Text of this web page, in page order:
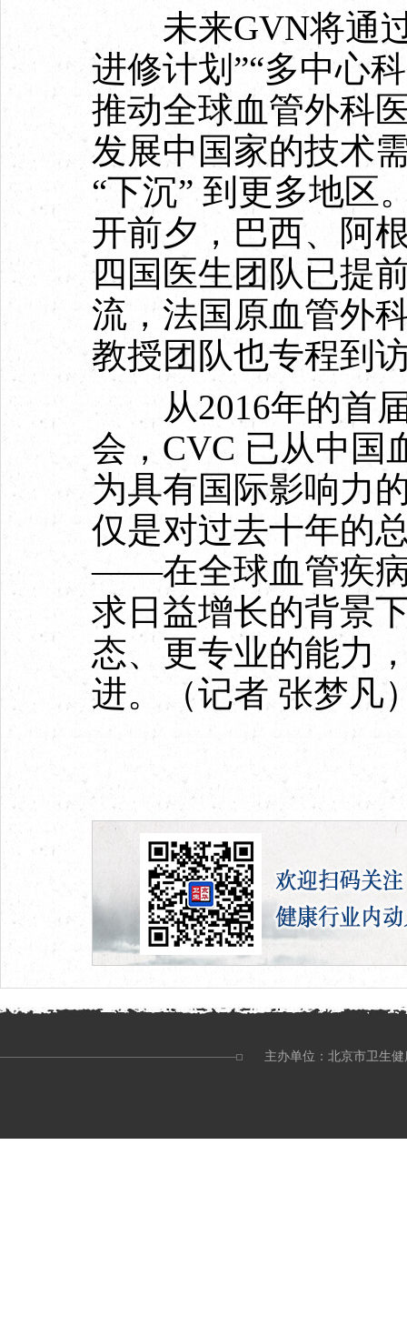
未来GVN将通过
进修计划”“多中心
推动全球血管外科
发展中国家的技术
“下沉” 到更多地区
开前夕，巴西、阿
四国医生团队已提
流，法国原血管外
教授团队也专程到
从2016年的首届
会，CVC 已从中国
为具有国际影响力
仅是对过去十年的
——在全球血管疾病
求日益增长的背景
态、更专业的能力
进。（记者 张梦凡
主办单位：北京市卫生